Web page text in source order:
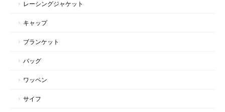
レーシングジャケット
キャップ
ブランケット
バッグ
ワッペン
サイフ